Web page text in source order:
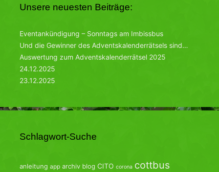
Unsere neuesten Beiträge:
Eventankündigung – Sonntags am Imbissbus
Und die Gewinner des Adventskalenderrätsels sind…
Auswertung zum Adventskalenderrätsel 2025
24.12.2025
23.12.2025
Schlagwort-Suche
anleitung app archiv blog CITO corona cottbus